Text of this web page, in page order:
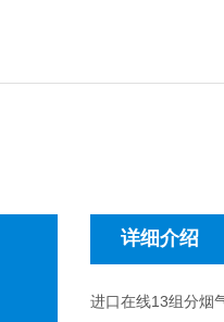
详细介绍
进口在线13组分烟